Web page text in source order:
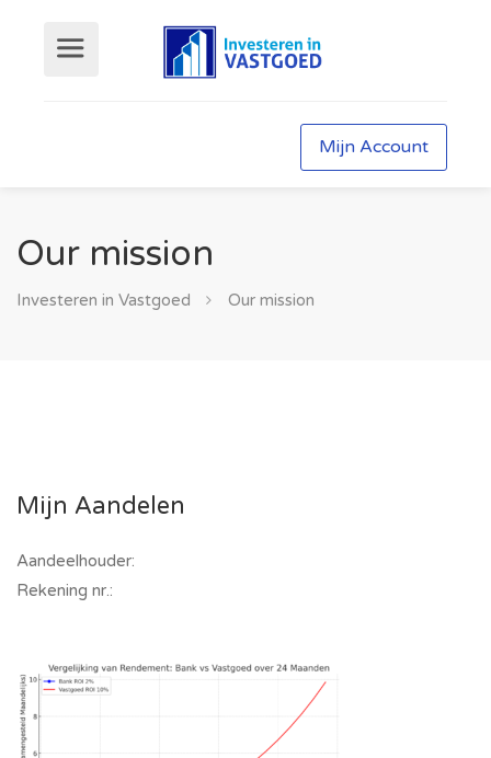
Mijn Account
Our mission
Investeren in Vastgoed Our mission
Mijn Aandelen
Aandeelhouder:
Rekening nr.: